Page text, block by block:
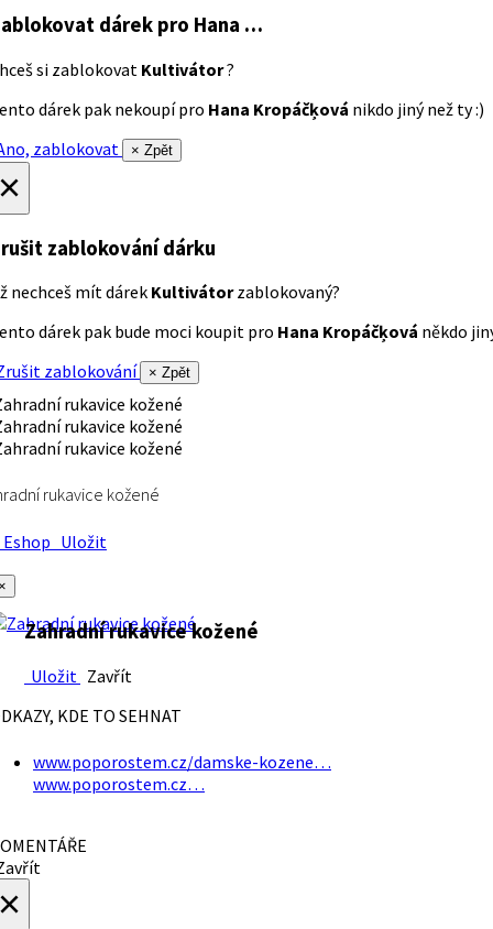
dárek pro Hana …
si zablokovat Kultivátor?
dárek pak nekoupí pro Hana Kropáčķová nikdo jiný než ty :)
zablokovat
× Zpět
zablokování dárku
nechceš mít dárek Kultivátorzablokovaný?
dárek pak bude moci koupit pro Hana Kropáčķová někdo
zablokování
× Zpět
rukavice kožené
Uložit
Zahradní rukavice kožené
Uložit Zavřít
KDE TO SEHNAT
www.poporostem.cz/damske-kozene…
www.poporostem.cz…